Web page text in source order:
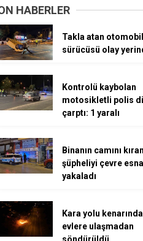
HABERLER
Takla atan otomobil
sürücüsü olay
Kontrolü kaybolan
motosikletli polis
çarptı: 1 yaralı
Binanın camını kıran
şüpheliyi çevre
yakaladı
Kara yolu
evlere ulaşmadan